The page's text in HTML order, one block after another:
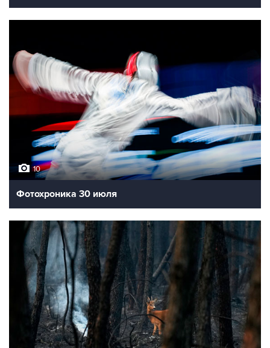
10
Фотохроника 30 июля